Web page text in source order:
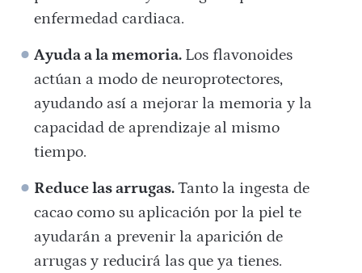
enfermedad cardiaca.
Ayuda a la memoria. Los flavonoides
actúan a modo de neuroprotectores,
ayudando así a mejorar la memoria y la
capacidad de aprendizaje al mismo
tiempo.
Reduce las arrugas.Tanto la ingesta de
cacao como su aplicación por la piel te
ayudarán a prevenir la aparición de
arrugas y reducirá las que ya tienes.